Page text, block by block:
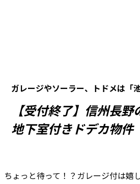
ガレージやソーラー、トドメは「
【受付終了】信州長野
地下室付きドデカ物件
ちょっと待って！？ガレージ付は嬉